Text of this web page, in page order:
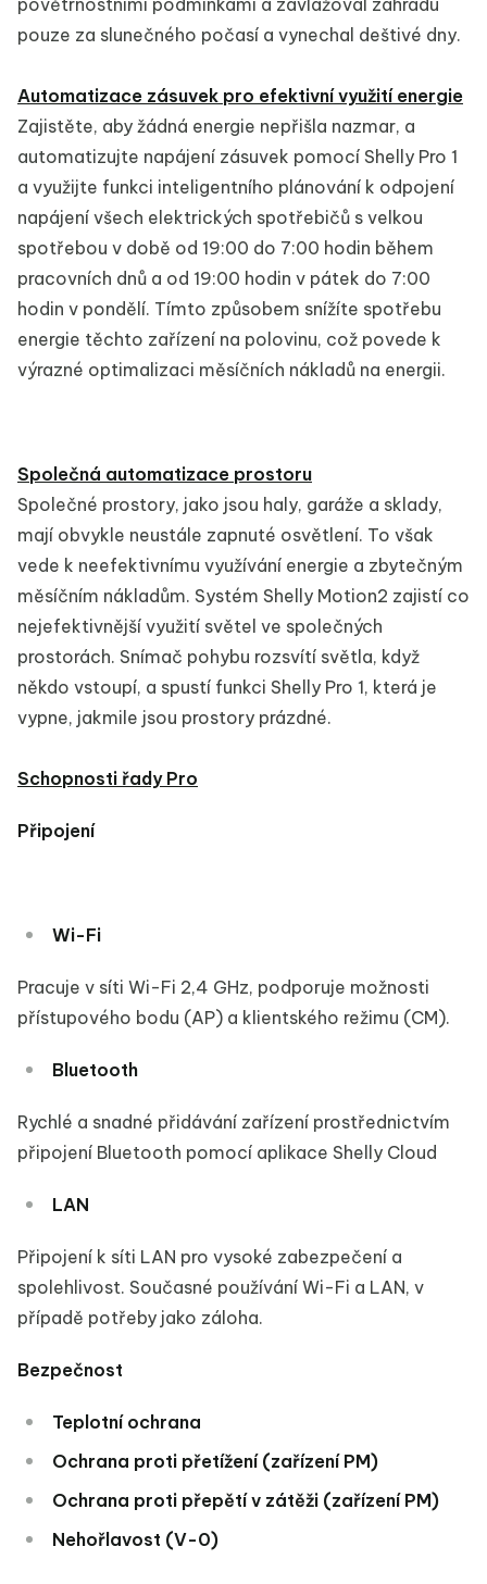
pouze za slunečného počasí a vynechal deštivé dny.
Automatizace zásuvek pro efektivní využití energie
Zajistěte, aby žádná energie nepřišla nazmar, a
automatizujte napájení zásuvek pomocí Shelly Pro 1
a využijte funkci inteligentního plánování k odpojení
napájení všech elektrických spotřebičů s velkou
spotřebou v době od 19:00 do 7:00 hodin během
pracovních dnů a od 19:00 hodin v pátek do 7:00
hodin v pondělí. Tímto způsobem snížíte spotřebu
energie těchto zařízení na polovinu, což povede k
výrazné optimalizaci měsíčních nákladů na energii.
Společná automatizace prostoru
Společné prostory, jako jsou haly, garáže a sklady,
mají obvykle neustále zapnuté osvětlení. To však
vede k neefektivnímu využívání energie a zbytečným
měsíčním nákladům. Systém Shelly Motion2 zajistí co
nejefektivnější využití světel ve společných
prostorách. Snímač pohybu rozsvítí světla, když
někdo vstoupí, a spustí funkci Shelly Pro 1, která je
vypne, jakmile jsou prostory prázdné.
Schopnosti řady Pro
Připojení
Wi-Fi
Pracuje v síti Wi-Fi 2,4 GHz, podporuje možnosti
přístupového bodu (AP) a klientského režimu (CM).
Bluetooth
Rychlé a snadné přidávání zařízení prostřednictvím
připojení Bluetooth pomocí aplikace Shelly Cloud
LAN
Připojení k síti LAN pro vysoké zabezpečení a
spolehlivost. Současné používání Wi-Fi a LAN, v
případě potřeby jako záloha.
Bezpečnost
Teplotní ochrana
Ochrana proti přetížení (zařízení PM)
Ochrana proti přepětí v zátěži (zařízení PM)
Nehořlavost (V-0)